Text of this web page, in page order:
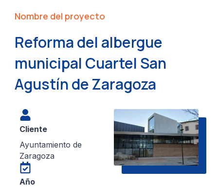
Nombre del proyecto
Reforma del albergue
municipal Cuartel San
Agustín de Zaragoza
Cliente
Ayuntamiento de
Zaragoza
Año